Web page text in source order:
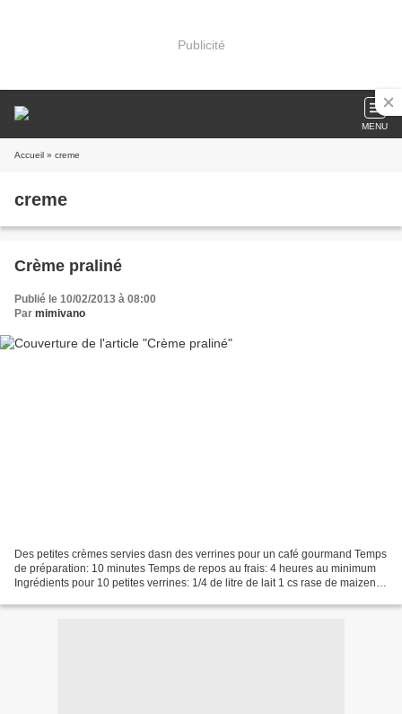
Publicité
MENU
Accueil » creme
creme
Crème praliné
Publié le 10/02/2013 à 08:00
Par mimivano
Des petites crèmes servies dasn des verrines pour un café gourmand Temps
de préparation: 10 minutes Temps de repos au frais: 4 heures au minimum
Ingrédients pour 10 petites verrines: 1/4 de litre de lait 1 cs rase de maizena